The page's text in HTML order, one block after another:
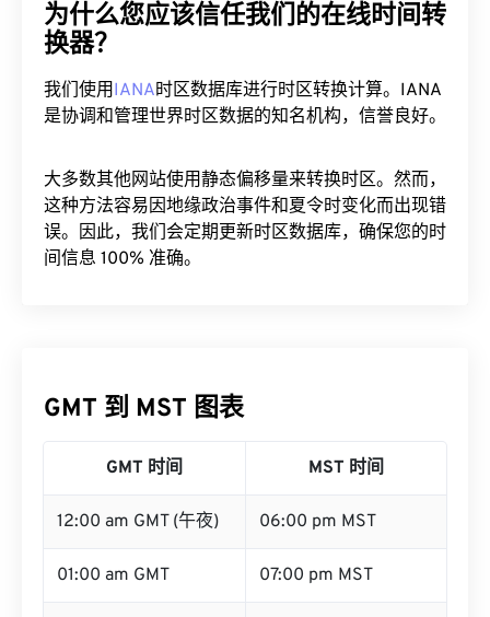
为什么您应该信任我们的在线时间转
换器？
我们使用IANA时区数据库进行时区转换计算。IANA
是协调和管理世界时区数据的知名机构，信誉良好。
大多数其他网站使用静态偏移量来转换时区。然而，
这种方法容易因地缘政治事件和夏令时变化而出现错
误。因此，我们会定期更新时区数据库，确保您的时
间信息 100% 准确。
GMT 到 MST 图表
GMT 时间 MST 时间
12:00 am GMT (午夜) 06:00 pm MST
01:00 am GMT 07:00 pm MST